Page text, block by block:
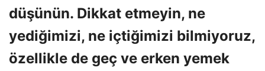
düşünün. Dikkat etmeyin, ne
yediğimizi, ne içtiğimizi bilmiyoruz,
özellikle de geç ve erken yemek